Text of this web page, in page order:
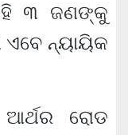
୩ ଜଣଙ୍କୁ
ନ୍ୟାୟିକ
ରୋଡ